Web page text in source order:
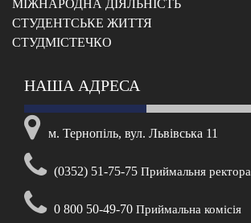
МІЖНАРОДНА ДІЯЛЬНІСТЬ
CТУДЕНТСЬКЕ ЖИТТЯ
CТУДМІСТЕЧКО
НАША АДРЕСА
м. Тернопіль, вул. Львівська 11
(0352) 51-75-75 Приймальня ректора
0 800 50-49-70 Приймальна комісія